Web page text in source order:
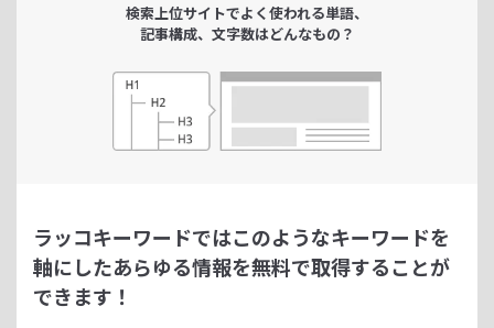
検索上位サイトでよく使われる単語、
記事構成、文字数はどんなもの？
ラッコキーワードではこのようなキーワードを
軸にしたあらゆる情報を無料で取得することが
できます！